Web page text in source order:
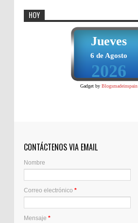
HOY
Jueves
6 de Agosto
2026
Gadget by Blogsmadeinspain
CONTÁCTENOS VIA EMAIL
Nombre
Correo electrónico *
Mensaje *